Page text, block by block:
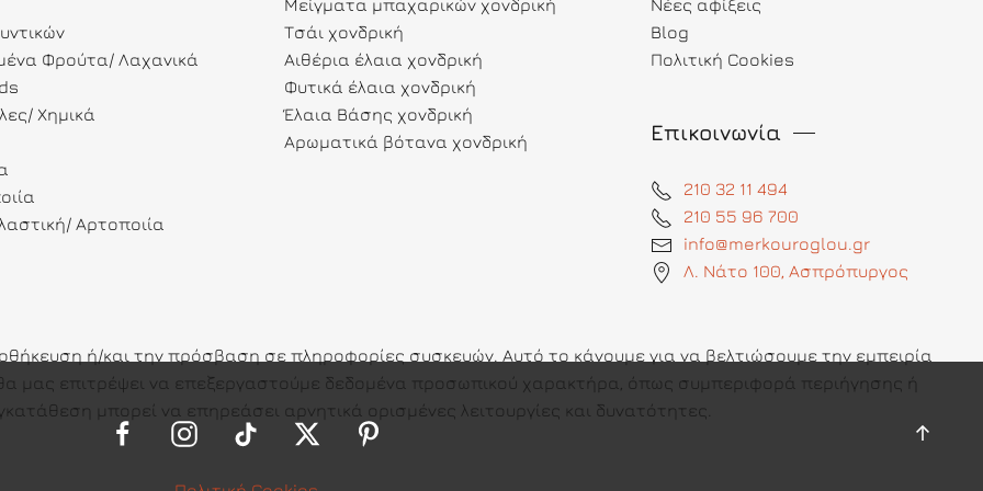
Φρούτα/ Λαχανικά
Χημικά
Αρτοποιία
Μείγματα μπαχαρικών χονδρική
Τσάι χονδρική
Αιθέρια έλαια χονδρική
Φυτικά έλαια χονδρική
Έλαια Βάσης χονδρική
Αρωματικά βότανα χονδρική
Νέες αφίξεις
Blog
Πολιτική Cookies
Επικοινωνία
210 32 11 494
210 55 96 700
info@merkouroglou.gr
Λ. Νάτο 100, Ασπρόπυργος
ή/και την πρόσβαση σε πληροφορίες συσκευών. Αυτό το κάνουμε για να βελτιώσουμε την εμπειρία
θα μας επιτρέψει να επεξεργαστούμε δεδομένα προσωπικού χαρακτήρα, όπως συμπεριφορά περιήγησης ή
μπορεί να επηρεάσει αρνητικά ορισμένες λειτουργίες και δυνατότητες.